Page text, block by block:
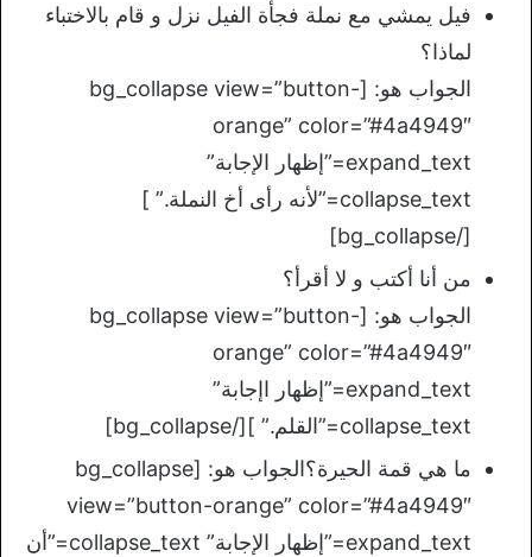
فيل يمشي مع نملة فجأة الفيل نزل و قام بالاختباء
لماذا؟
الجواب هو: [bg_collapse view=”button-
orange” color=”#4a4949″
expand_text=”إظهار الإجابة”
collapse_text=”لأنه رأى أخ النملة.” ]
[/bg_collapse]
من أنا أكتب و لا أقرأ؟
الجواب هو: [bg_collapse view=”button-
orange” color=”#4a4949″
expand_text=”إظهار اإجابة”
collapse_text=”القلم.” ][/bg_collapse]
ما هي قمة الحيرة؟الجواب هو: [bg_collapse
view=”button-orange” color=”#4a4949″
expand_text=”إظهار الإجابة” collapse_text=”أن